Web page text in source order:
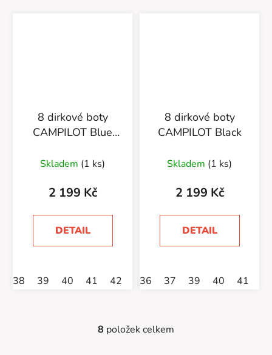
8 dirkové boty
CAMPILOT Blue
Skladem (1 ks)
2 199 Kč
DETAIL
38 39 40 41 42 43 44 45 46
8 dirkové boty
CAMPILOT Black
Skladem (1 ks)
2 199 Kč
DETAIL
36 37 39 40 41
O
8 položek celkem